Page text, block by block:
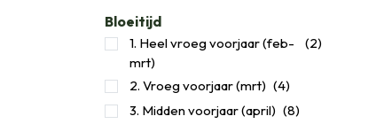
Bloeitijd
1. Heel vroeg voorjaar (feb-
mrt)
(2)
2. Vroeg voorjaar (mrt) (4)
3. Midden voorjaar (april) (8)